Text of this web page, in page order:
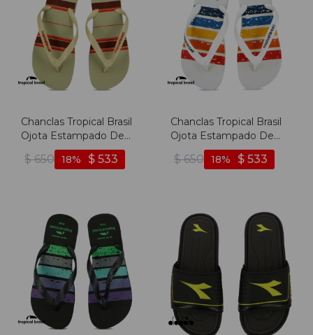
Chanclas Tropical Brasil
Ojota Estampado De
Hombre - Arena - Arena
$ 650 $ 533
18
Chanclas Tropical Brasil
Ojota Estampado De
Hombre - Blanco -
Blanco
$ 650 $ 533
18